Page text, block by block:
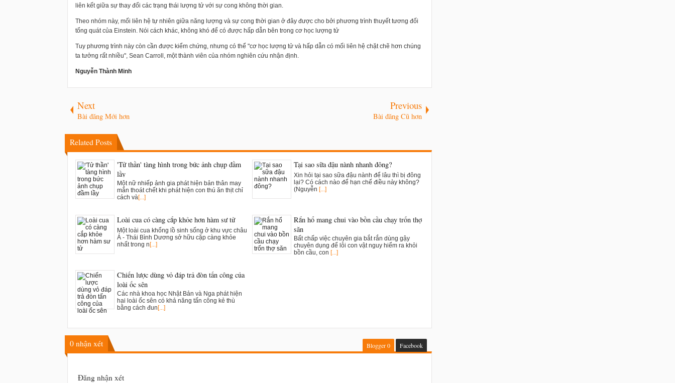
liên kết giữa sự thay đổi các trạng thái lượng tử với sự cong không thời gian.
Theo nhóm này, mối liên hệ tự nhiên giữa năng lượng và sự cong thời gian ở đây được cho bởi phương trình thuyết tương đối
tổng quát của Einstein. Nói cách khác, không khó để có được hấp dẫn bên trong cơ học lượng tử
Tuy phương trình này còn cần được kiểm chứng, nhưng có thể "cơ học lượng tử và hấp dẫn có mối liên hệ chặt chẽ hơn chúng
ta tưởng rất nhiều", Sean Carroll, một thành viên của nhóm nghiên cứu nhận định.
Nguyễn Thành Minh
Next
Bài đăng Mới hơn
Previous
Bài đăng Cũ hơn
Related Posts
'Tử thần' tàng hình trong bức ảnh chụp đầm
lầy
Một nữ nhiếp ảnh gia phát hiện bản thân may
mắn thoát chết khi phát hiện con thú ăn thịt chỉ
cách và[...]
Tại sao sữa đậu nành nhanh đông?
Xin hỏi tại sao sữa đậu nành để lâu thì bị đông
lại? Có cách nào để hạn chế điều này không?
(Nguyễn [...]
Loài cua có càng cắp khỏe hơn hàm sư tử
Một loài cua khổng lồ sinh sống ở khu vực châu
Á - Thái Bình Dương sở hữu cặp càng khỏe
nhất trong n [...]
Rắn hổ mang chui vào bồn cầu chạy trốn thợ
săn
Bất chấp việc chuyên gia bắt rắn dùng gậy
chuyên dụng để lôi con vật nguy hiểm ra khỏi
bồn cầu, con [...]
Chiến lược dùng vỏ đáp trả đòn tấn công của
loài ốc sên
Các nhà khoa học Nhật Bản và Nga phát hiện
hai loài ốc sên có khả năng tấn công kẻ thù
bằng cách đun [...]
0 nhận xét Blogger0 Facebook
Đăng nhận xét